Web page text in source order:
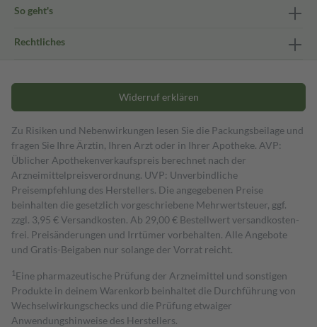
So geht's
Rechtliches
Widerruf erklären
Zu Risiken und Nebenwirkungen lesen Sie die Packungsbeilage und
fragen Sie Ihre Ärztin, Ihren Arzt oder in Ihrer Apotheke. AVP:
Üblicher Apothekenverkaufspreis berechnet nach der
Arzneimittelpreisverordnung. UVP: Unverbindliche
Preisempfehlung des Herstellers. Die angegebenen Preise
beinhalten die gesetzlich vorgeschriebene Mehrwertsteuer, ggf.
zzgl. 3,95 € Versandkosten. Ab 29,00 € Bestell­wert versand­kosten­
frei. Preisänderungen und Irrtümer vorbehalten. Alle Angebote
und Gratis-Beigaben nur solange der Vorrat reicht.
1 Eine pharmazeutische Prüfung der Arzneimittel und sonstigen
Produkte in deinem Warenkorb beinhaltet die Durchführung von
Wechselwirkungschecks und die Prüfung etwaiger
Anwendungshinweise des Herstellers.